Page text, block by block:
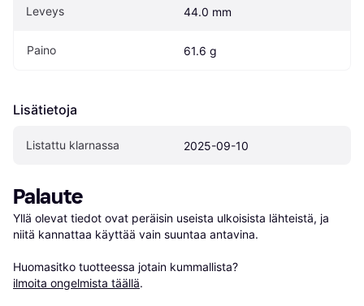
Leveys 44.0 mm
Paino 61.6 g
Lisätietoja
Listattu klarnassa 2025-09-10
Palaute
Yllä olevat tiedot ovat peräisin useista ulkoisista lähteistä, ja
niitä kannattaa käyttää vain suuntaa antavina.
Huomasitko tuotteessa jotain kummallista?
ilmoita ongelmista täällä.